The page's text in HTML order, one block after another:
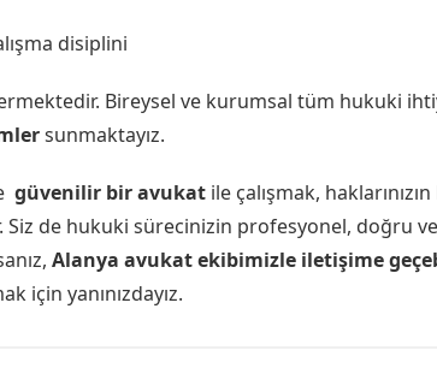
disiplini
Bireysel ve kurumsal tüm hukuki
sunmaktayız.
güvenilir bir avukat ile çalışmak,
Siz de hukuki sürecinizin profesyonel, doğru
Alanya avukat ekibimizle iletişime
için yanınızdayız.